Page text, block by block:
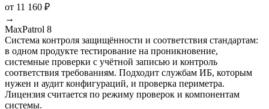
от 11 160 ₽
→
MaxPatrol 8
Система контроля защищённости и соответствия стандартам:
в одном продукте тестирование на проникновение,
системные проверки с учётной записью и контроль
соответствия требованиям. Подходит службам ИБ, которым
нужен и аудит конфигураций, и проверка периметра.
Лицензия считается по режиму проверок и компонентам
системы.